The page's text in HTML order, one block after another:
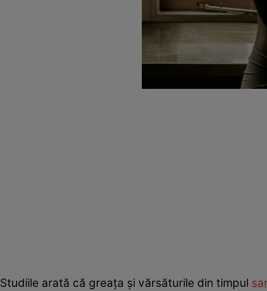
Studiile arată că greața și vărsăturile din timpul